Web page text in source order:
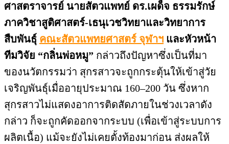
ศาสตราจารย์ นายสัตวแพทย์ ดร.เผด็จ ธรรมรักษ์
ภาควิชาสูติศาสตร์-เธนุเวชวิทยาและวิทยาการ
สืบพันธุ์ คณะสัตวแพทยศาสตร์ จุฬาฯ และหัวหน้า
ทีมวิจัย “กลิ่นพ่อหมู” กล่าวถึงปัญหาซึ่งเป็นที่มา
ของนวัตกรรมว่า สุกรสาวจะถูกกระตุ้นให้เข้าสู่วัย
เจริญพันธุ์เมื่ออายุประมาณ 160–200 วัน ซึ่งหาก
สุกรสาวไม่แสดงอาการติดสัดภายในช่วงเวลาดัง
กล่าว ก็จะถูกคัดออกจากระบบ (เพื่อเข้าสู่ระบบการ
ผลิตเนื้อ) แม้จะยังไม่เคยตั้งท้องมาก่อน ส่งผลให้